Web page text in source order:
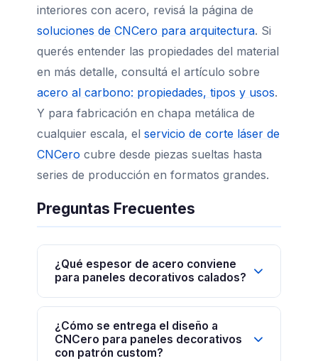
interiores con acero, revisá la página de
soluciones de CNCero para arquitectura. Si
querés entender las propiedades del material
en más detalle, consultá el artículo sobre
acero al carbono: propiedades, tipos y usos.
Y para fabricación en chapa metálica de
cualquier escala, el servicio de corte láser de
CNCero cubre desde piezas sueltas hasta
series de producción en formatos grandes.
Preguntas Frecuentes
¿Qué espesor de acero conviene
para paneles decorativos calados?
¿Cómo se entrega el diseño a
CNCero para paneles decorativos
con patrón custom?